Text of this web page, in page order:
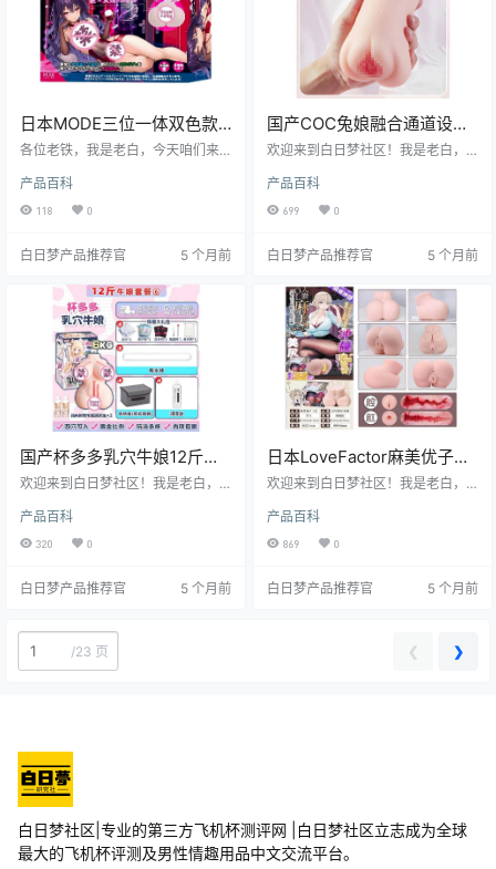
日本MODE三位一体双色款
飞机杯进阶体验测评报告
各位老铁，我是老白，今天咱们来
体双色款飞机杯。这玩意儿可是个
有意思的小玩意儿，老白我亲自上
产品百科
118 0
白日梦产品推荐官 5 个月前
国产COC兔娘融合通道设计
飞机杯测评报告
欢迎来到白日梦社区！我是老白，
师。今天，咱们就来好好唠唠COC
兔娘这款飞机杯。兔娘作为COC家
众多玩家的喜爱。接下来，我将从
使用场景、适用人群、优缺点总结
以及购买建议等多个方面，为大家
带来这款飞机杯的全面测评。
产品百科
699 0
白日梦产品推荐官 5 个月前
国产杯多多乳穴牛娘12斤款
多通道半身猎奇飞机杯测评
欢迎来到白日梦社区！我是老白，
师。今天，咱们就来好好唠唠这款
杯多多的乳穴牛娘12斤款飞机杯。
关注。它不仅在视觉上给人带来强
面为大家详细解读这款飞机杯，希
望能为你的选择提供有价值的参
产品百科
320 0
白日梦产品推荐官 5 个月前
日本LoveFactor麻美优子二
代超大仿真臀部倒模飞机杯
欢迎来到白日梦社区！我是老白，
师。今天咱们来聊聊Love Factor旗
下的这款麻美优子二代飞机杯，这
产品百科
869 0
白日梦产品推荐官 5 个月前
/23 页 ❮ ❯
白日梦社区|专业的第三方飞机杯测评网 |白日梦社区立志成为全球
最大的飞机杯评测及男性情趣用品中文交流平台。